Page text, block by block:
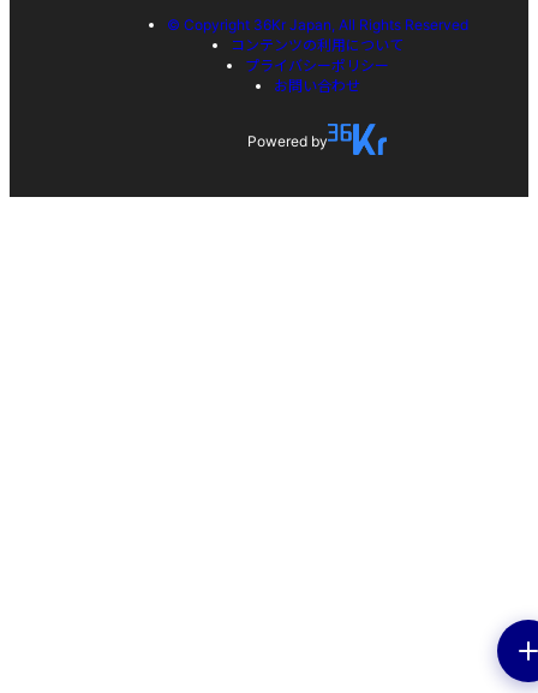
© Copyright 36Kr Japan, All Rights Reserved
コンテンツの利用について
プライバシーポリシー
お問い合わせ
Powered by